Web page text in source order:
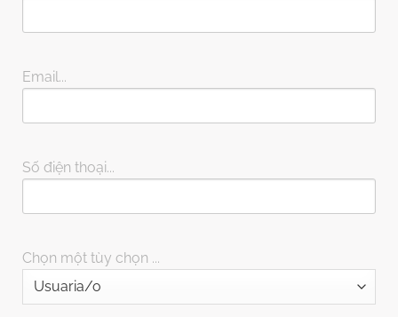
Email...
Số điện thoại...
Chọn một tùy chọn ...